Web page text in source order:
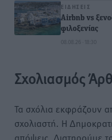
ΕΙΔΉΣΕΙΣ
Airbnb vs
φιλοξενίας
08.08.26 · 18:30
Σχολιασμός
Τα σχόλια εκφράζουν
σχολιαστή. Η
απόψεις. Διατηρούμε